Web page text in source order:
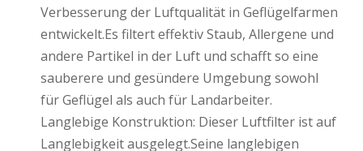
Verbesserung der Luftqualität in Geflügelfarmen
entwickelt.Es filtert effektiv Staub, Allergene und
andere Partikel in der Luft und schafft so eine
sauberere und gesündere Umgebung sowohl
für Geflügel als auch für Landarbeiter.
Langlebige Konstruktion: Dieser Luftfilter ist auf
Langlebigkeit ausgelegt.Seine langlebigen